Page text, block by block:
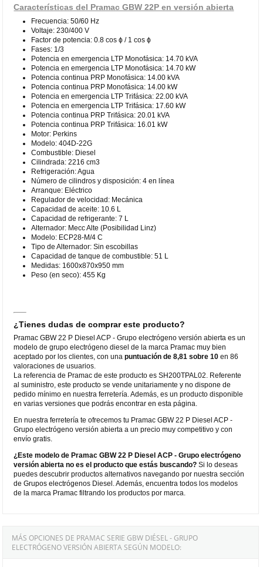
Características del Pramac GBW 22P en versión abierta
Frecuencia: 50/60 Hz
Voltaje: 230/400 V
Factor de potencia: 0.8 cos ϕ / 1 cos ϕ
Fases: 1/3
Potencia en emergencia LTP Monofásica: 14.70 kVA
Potencia en emergencia LTP Monofásica: 14.70 kW
Potencia continua PRP Monofásica: 14.00 kVA
Potencia continua PRP Monofásica: 14.00 kW
Potencia en emergencia LTP Trifásica: 22.00 kVA
Potencia en emergencia LTP Trifásica: 17.60 kW
Potencia continua PRP Trifásica: 20.01 kVA
Potencia continua PRP Trifásica: 16.01 kW
Motor: Perkins
Modelo: 404D-22G
Combustible: Diesel
Cilindrada: 2216 cm3
Refrigeración: Agua
Número de cilindros y disposición: 4 en línea
Arranque: Eléctrico
Regulador de velocidad: Mecánica
Capacidad de aceite: 10.6 L
Capacidad de refrigerante: 7 L
Alternador: Mecc Alte (Posibilidad Linz)
Modelo: ECP28-M/4 C
Tipo de Alternador: Sin escobillas
Capacidad de tanque de combustible: 51 L
Medidas: 1600x870x950 mm
Peso (en seco): 455 Kg
¿Tienes dudas de comprar este producto?
Pramac GBW 22 P Diesel ACP - Grupo electrógeno versión abierta es un
modelo de grupo electrógeno diesel de la marca Pramac muy bien
aceptado por los clientes, con unapuntuación de 8,81 sobre 10 en 86
valoraciones de usuarios.
La referencia de Pramac de este producto es SH200TPAL02. Referente
al suministro, este producto se vende unitariamente y no dispone de
pedido mínimo en nuestra ferretería. Además, es un producto disponible
en varias versiones que podrás encontrar en esta página.
En nuestra ferretería te ofrecemos tu Pramac GBW 22 P Diesel ACP -
Grupo electrógeno versión abierta a un precio muy competitivo y con
envío gratis.
¿Este modelo de Pramac GBW 22 P Diesel ACP - Grupo electrógeno
versión abierta no es el producto que estás buscando? Si lo deseas
puedes descubrir productos alternativos navegando por nuestra sección
de Grupos electrógenos Diesel. Además, encuentra todos los modelos
de la marca Pramac filtrando los productos por marca.
MÁS OPCIONES DE PRAMAC SERIE GBW DIÉSEL - GRUPO
ELECTRÓGENO VERSIÓN ABIERTA SEGÚN MODELO: